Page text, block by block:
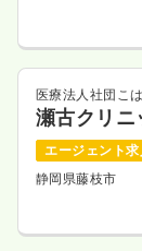
医療法人社団こ
瀬古クリニ
エージェント求
静岡県藤枝市